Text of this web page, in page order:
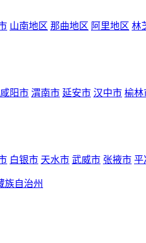
山南地区 那曲地区 阿里地区 林
咸阳市 渭南市 延安市 汉中市 榆林
白银市 天水市 武威市 张掖市 平
族自治州